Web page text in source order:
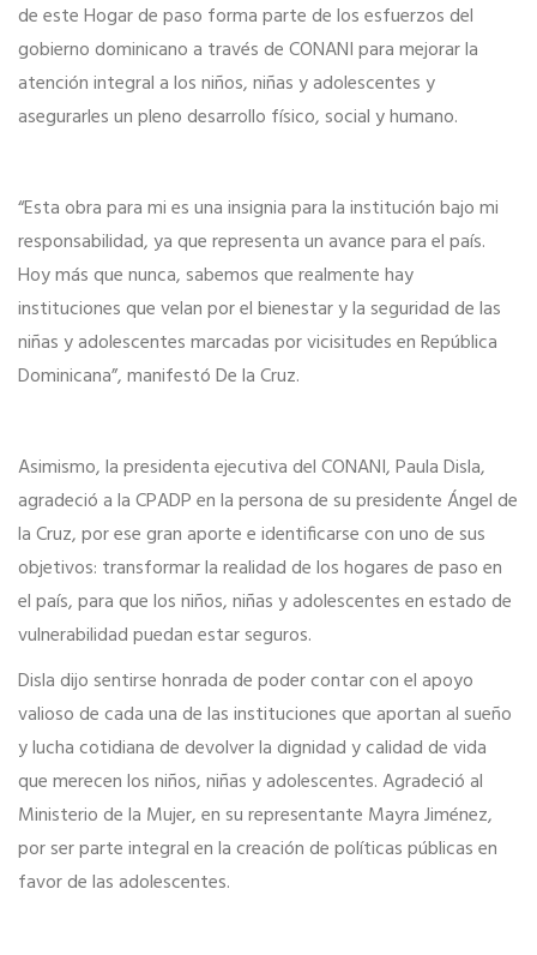
de este Hogar de paso forma parte de los esfuerzos del
gobierno dominicano a través de CONANI para mejorar la
atención integral a los niños, niñas y adolescentes y
asegurarles un pleno desarrollo físico, social y humano.
“Esta obra para mi es una insignia para la institución bajo mi
responsabilidad, ya que representa un avance para el país.
Hoy más que nunca, sabemos que realmente hay
instituciones que velan por el bienestar y la seguridad de las
niñas y adolescentes marcadas por vicisitudes en República
Dominicana”, manifestó De la Cruz.
Asimismo, la presidenta ejecutiva del CONANI, Paula Disla,
agradeció a la CPADP en la persona de su presidente Ángel de
la Cruz, por ese gran aporte e identificarse con uno de sus
objetivos: transformar la realidad de los hogares de paso en
el país, para que los niños, niñas y adolescentes en estado de
vulnerabilidad puedan estar seguros.
Disla dijo sentirse honrada de poder contar con el apoyo
valioso de cada una de las instituciones que aportan al sueño
y lucha cotidiana de devolver la dignidad y calidad de vida
que merecen los niños, niñas y adolescentes. Agradeció al
Ministerio de la Mujer, en su representante Mayra Jiménez,
por ser parte integral en la creación de políticas públicas en
favor de las adolescentes.